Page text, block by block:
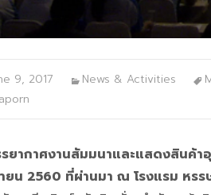
9, 2017 News & Activities
รยากาศงานสัมมนาและแส
ยน 2560 ที่ผ่านมา ณ โรงแรม หรร